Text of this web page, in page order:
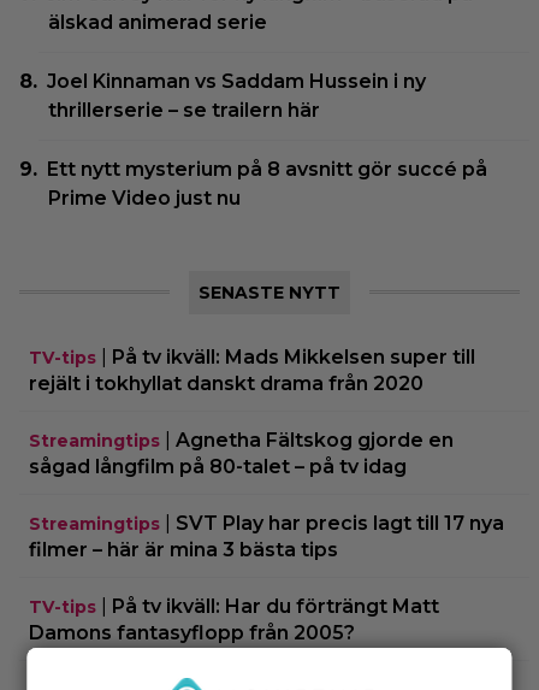
älskad animerad serie
Joel Kinnaman vs Saddam Hussein i ny
thrillerserie – se trailern här
Ett nytt mysterium på 8 avsnitt gör succé på
Prime Video just nu
SENASTE NYTT
TV-tips
På tv ikväll: Mads Mikkelsen super till
rejält i tokhyllat danskt drama från 2020
Streamingtips
Agnetha Fältskog gjorde en
sågad långfilm på 80-talet – på tv idag
Streamingtips
SVT Play har precis lagt till 17 nya
filmer – här är mina 3 bästa tips
TV-tips
På tv ikväll: Har du förträngt Matt
Damons fantasyflopp från 2005?